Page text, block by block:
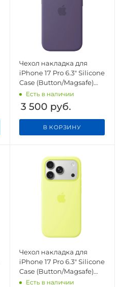
Чехол накладка для
iPhone 17 Pro 6.3" Silicone
Case (Button/Magsafe)
Purple Fog
Есть в наличии
3 500 руб.
В КОРЗИНУ
Чехол накладка для
iPhone 17 Pro 6.3" Silicone
Case (Button/Magsafe)
Neon Yellow
Есть в наличии